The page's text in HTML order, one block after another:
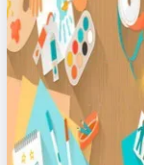
Экскурсии
Спорт
События
Города
Площадки
Артисты